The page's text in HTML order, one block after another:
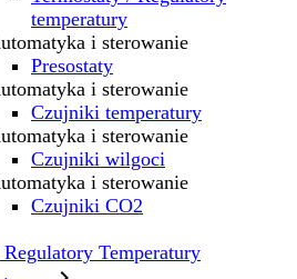
temperatury
i sterowanie
Presostaty
i sterowanie
Czujniki temperatury
i sterowanie
Czujniki wilgoci
i sterowanie
Czujniki CO2
Temperatury